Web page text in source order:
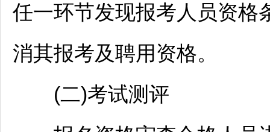
任一环节发现报考人员资格
消其报考及聘用资格。
(二)考试测评